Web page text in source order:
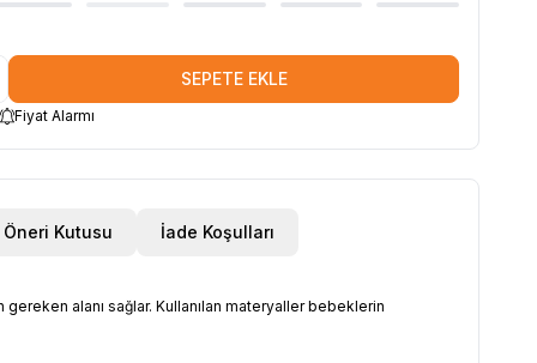
SEPETE EKLE
Fiyat Alarmı
Öneri Kutusu İade Koşulları
alanı sağlar. Kullanılan materyaller bebeklerin